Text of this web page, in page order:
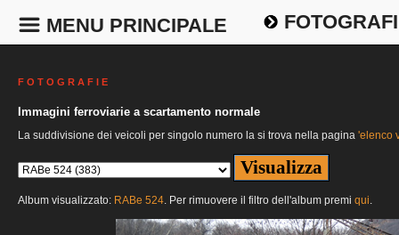
MENU PRINCIPALE
F O T O G R A F I E
Immagini ferroviarie a scartamento normale
La suddivisione dei veicoli per singolo numero la si trova nella pagina 'elenco
Album visualizzato: RABe 524. Per rimuovere il filtro dell'album premi qui.